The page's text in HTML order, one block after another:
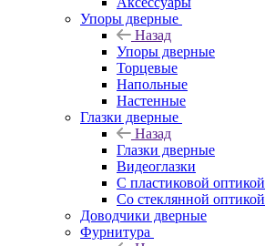
Упоры дверные
Назад
Упоры дверные
Торцевые
Напольные
Настенные
Глазки дверные
Назад
Глазки дверные
Видеоглазки
С пластиковой оптикой
Со стеклянной оптикой
Доводчики дверные
Фурнитура